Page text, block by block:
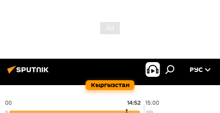
Кыргызстан
РУС
15:00
14:52